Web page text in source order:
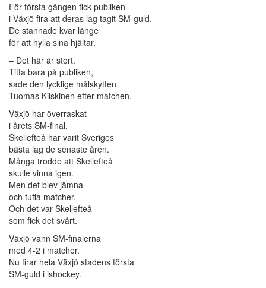
För första gången fick publiken
i Växjö fira att deras lag tagit SM-guld.
De stannade kvar länge
för att hylla sina hjältar.
– Det här är stort.
Titta bara på publiken,
sade den lycklige målskytten
Tuomas Kiiskinen efter matchen.
Växjö har överraskat
i årets SM-final.
Skellefteå har varit Sveriges
bästa lag de senaste åren.
Många trodde att Skellefteå
skulle vinna igen.
Men det blev jämna
och tuffa matcher.
Och det var Skellefteå
som fick det svårt.
Växjö vann SM-finalerna
med 4-2 i matcher.
Nu firar hela Växjö stadens första
SM-guld i ishockey.